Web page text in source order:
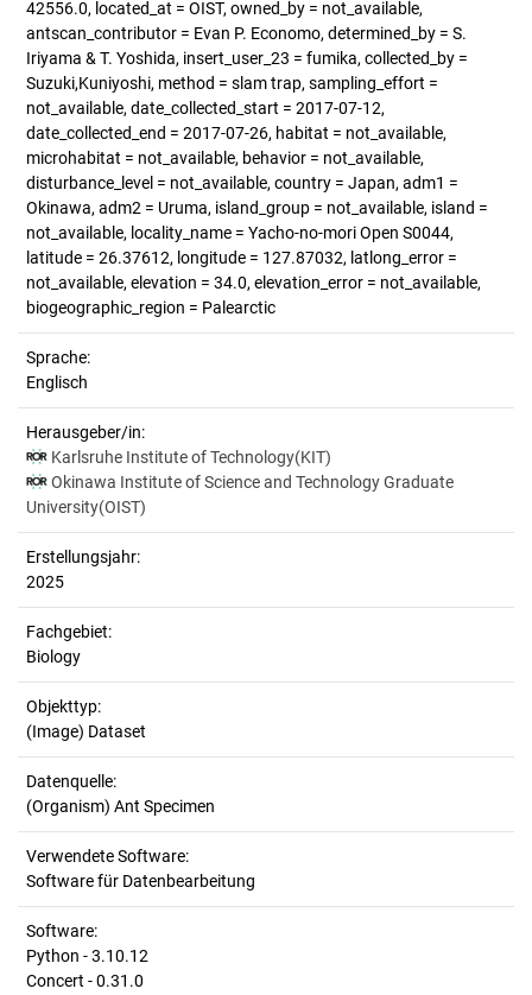
42556.0, located_at = OIST, owned_by = not_available,
antscan_contributor = Evan P. Economo, determined_by = S.
Iriyama & T. Yoshida, insert_user_23 = fumika, collected_by =
Suzuki,Kuniyoshi, method = slam trap, sampling_effort =
not_available, date_collected_start = 2017-07-12,
date_collected_end = 2017-07-26, habitat = not_available,
microhabitat = not_available, behavior = not_available,
disturbance_level = not_available, country = Japan, adm1 =
Okinawa, adm2 = Uruma, island_group = not_available, island =
not_available, locality_name = Yacho-no-mori Open S0044,
latitude = 26.37612, longitude = 127.87032, latlong_error =
not_available, elevation = 34.0, elevation_error = not_available,
biogeographic_region = Palearctic
Sprache:
Englisch
Herausgeber/in:
Karlsruhe Institute of Technology(KIT)
Okinawa Institute of Science and Technology Graduate
University(OIST)
Erstellungsjahr:
2025
Fachgebiet:
Biology
Objekttyp:
(Image) Dataset
Datenquelle:
(Organism) Ant Specimen
Verwendete Software:
Software für Datenbearbeitung
Software:
Python - 3.10.12
Concert - 0.31.0